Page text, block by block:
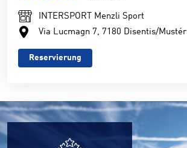
INTERSPORT Menzli Sport
Via Lucmagn 7, 7180 Disentis/Mustér
Reservierung